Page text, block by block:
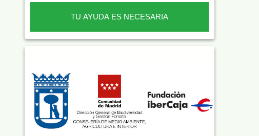
TU AYUDA ES NECESARIA